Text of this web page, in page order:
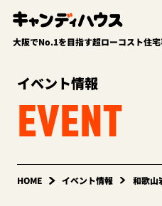
大阪でNo.1を目指す超ローコスト住
イベント情報
EVENT
HOME イベント情報 和歌